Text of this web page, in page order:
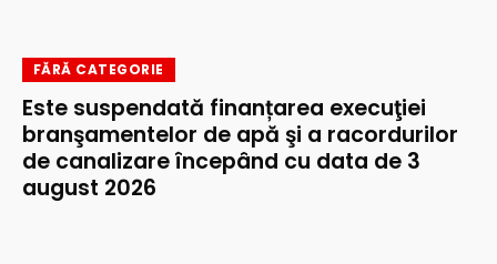
FĂRĂ CATEGORIE
Este suspendată finanțarea execuţiei
branşamentelor de apă şi a racordurilor
de canalizare începând cu data de 3
august 2026